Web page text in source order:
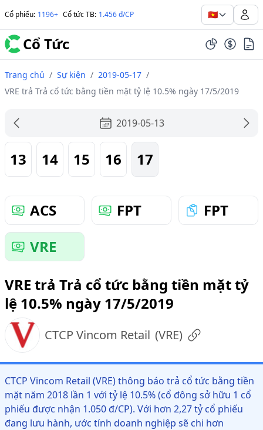
Cổ phiếu: 1196+ Cổ tức TB: 1.456 đ/CP 🇻🇳
Cổ Tức
Trang chủ / Sự kiện / 2019-05-17 /
VRE trả Trả cổ tức bằng tiền mặt tỷ lệ 10.5% ngày 17/5/2019
2019-05-13
13 14 15 16 17
ACS FPT
FPT
VRE
VRE trả Trả cổ tức bằng tiền mặt tỷ
lệ 10.5% ngày 17/5/2019
CTCP Vincom Retail (VRE)
CTCP Vincom Retail (VRE) thông báo trả cổ tức bằng tiền
mặt năm 2018 lần 1 với tỷ lệ 10.5% (cổ đông sở hữu 1 cổ
phiếu được nhận 1.050 đ/CP). Với hơn 2,27 tỷ cổ phiếu
đang lưu hành, ước tính doanh nghiệp sẽ chi hơn